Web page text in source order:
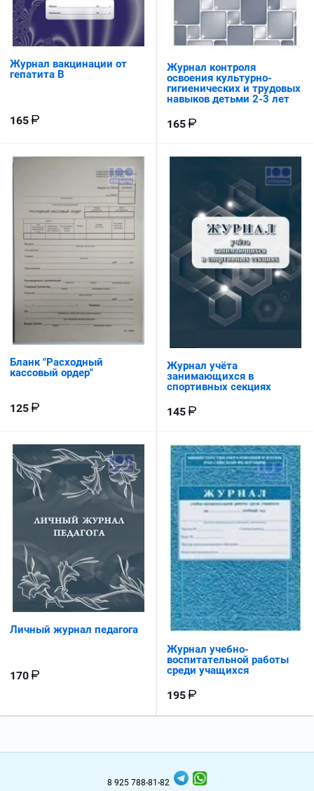
Журнал вакцинации от
гепатита В
165
Журнал контроля
освоения культурно-
гигиенических и трудовых
навыков детьми 2-3 лет
165
Бланк "Расходный
кассовый ордер"
125
Журнал учёта
занимающихся в
спортивных секциях
145
Личный журнал педагога
170
Журнал учебно-
воспитательной работы
среди учащихся
195
8 925 788-81-82